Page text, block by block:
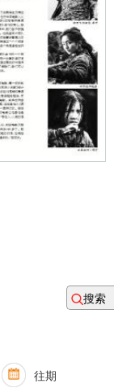
往期
搜索